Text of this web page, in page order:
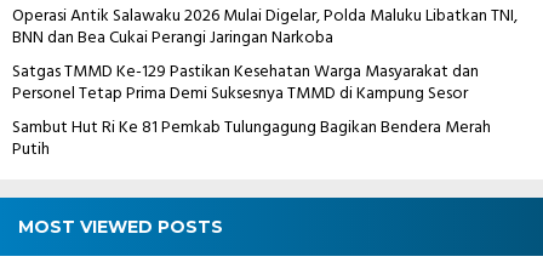
Operasi Antik Salawaku 2026 Mulai Digelar, Polda Maluku Libatkan TNI,
BNN dan Bea Cukai Perangi Jaringan Narkoba
Satgas TMMD Ke-129 Pastikan Kesehatan Warga Masyarakat dan
Personel Tetap Prima Demi Suksesnya TMMD di Kampung Sesor
Sambut Hut Ri Ke 81 Pemkab Tulungagung Bagikan Bendera Merah
Putih
MOST VIEWED POSTS